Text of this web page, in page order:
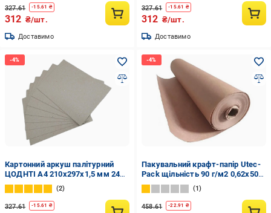
327.61 -15.61 ₴
312 ₴/шт.
Доставимо
327.61 -15.61 ₴
312 ₴/шт.
Доставимо
Картонний аркуш палітурний
ЦОДНТІ А4 210х297х1,5 мм 24
листів (КPL-210/297-1,5-24-2)
2
327.61 -15.61 ₴
Пакувальний крафт-папір Utec-
Pack щільність 90 г/м2 0,62x50
м (Крафт-062/50-90-1)
1
458.61 -22.91 ₴